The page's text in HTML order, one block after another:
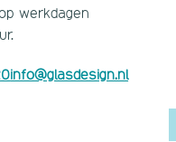
werkdagen
info@glasdesign.nl